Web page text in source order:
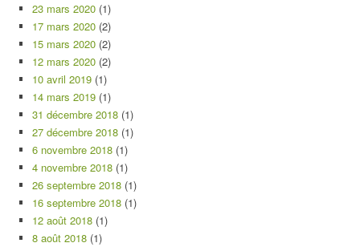
23 mars 2020 (1)
17 mars 2020 (2)
15 mars 2020 (2)
12 mars 2020 (2)
10 avril 2019 (1)
14 mars 2019 (1)
31 décembre 2018 (1)
27 décembre 2018 (1)
6 novembre 2018 (1)
4 novembre 2018 (1)
26 septembre 2018 (1)
16 septembre 2018 (1)
12 août 2018 (1)
8 août 2018 (1)